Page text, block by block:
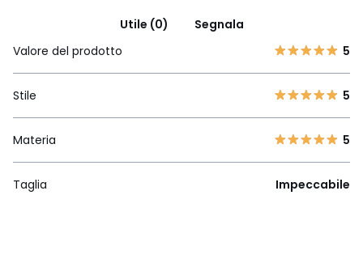
Utile (0)
Segnala
Valore del prodotto
5
Stile 5
Materia 5
Taglia Impeccabile